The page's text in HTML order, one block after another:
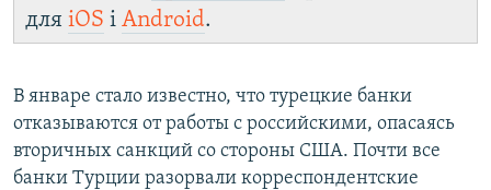
для iOS і Android.
В январе стало известно, что турецкие банки
отказываются от работы с российскими, опасаясь
вторичных санкций со стороны США. Почти все
банки Турции разорвали корреспондентские